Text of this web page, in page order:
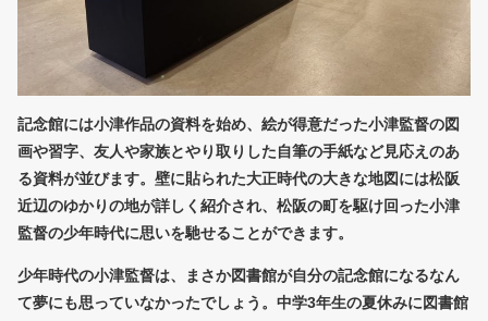
記念館には小津作品の資料を始め、絵が得意だった小津監督の図
画や習字、友人や家族とやり取りした自筆の手紙など見応えのあ
る資料が並びます。壁に貼られた大正時代の大きな地図には松阪
近辺のゆかりの地が詳しく紹介され、松阪の町を駆け回った小津
監督の少年時代に思いを馳せることができます。
少年時代の小津監督は、まさか図書館が自分の記念館になるなん
て夢にも思っていなかったでしょう。中学3年生の夏休みに図書館